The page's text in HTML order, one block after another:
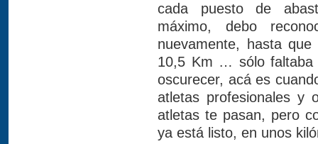
cada puesto de
máximo, debo
nuevamente, hasta
10,5 Km … sólo faltaba
oscurecer, acá es
atletas profesionales y
atletas te pasan, pero
ya está listo, en unos